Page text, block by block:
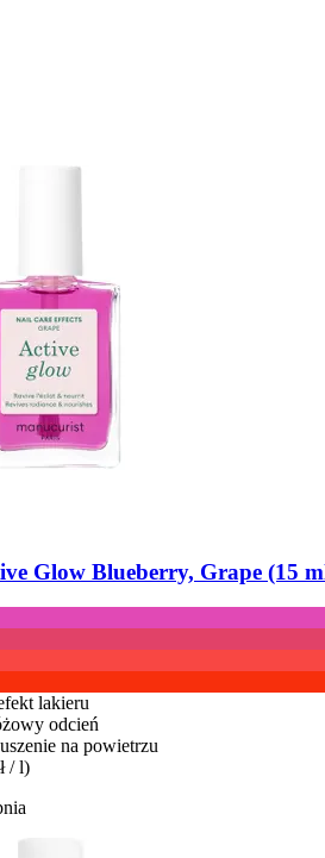
Glow Blueberry, Grape (15
lakieru
odcień
na powietrzu
/ l)